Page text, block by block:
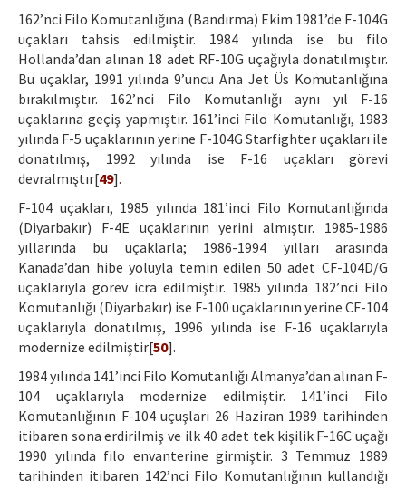
162’nci Filo Komutanlığına (Bandırma) Ekim 1981’de F-104G
uçakları tahsis edilmiştir. 1984 yılında ise bu filo
Hollanda’dan alınan 18 adet RF-10G uçağıyla donatılmıştır.
Bu uçaklar, 1991 yılında 9’uncu Ana Jet Üs Komutanlığına
bırakılmıştır. 162’nci Filo Komutanlığı aynı yıl F-16
uçaklarına geçiş yapmıştır. 161’inci Filo Komutanlığı, 1983
yılında F-5 uçaklarının yerine F-104G Starfighter uçakları ile
donatılmış, 1992 yılında ise F-16 uçakları görevi
devralmıştır[49].
F-104 uçakları, 1985 yılında 181’inci Filo Komutanlığında
(Diyarbakır) F-4E uçaklarının yerini almıştır. 1985-1986
yıllarında bu uçaklarla; 1986-1994 yılları arasında
Kanada’dan hibe yoluyla temin edilen 50 adet CF-104D/G
uçaklarıyla görev icra edilmiştir. 1985 yılında 182’nci Filo
Komutanlığı (Diyarbakır) ise F-100 uçaklarının yerine CF-104
uçaklarıyla donatılmış, 1996 yılında ise F-16 uçaklarıyla
modernize edilmiştir[50].
1984 yılında 141’inci Filo Komutanlığı Almanya’dan alınan F-
104 uçaklarıyla modernize edilmiştir. 141’inci Filo
Komutanlığının F-104 uçuşları 26 Haziran 1989 tarihinden
itibaren sona erdirilmiş ve ilk 40 adet tek kişilik F-16C uçağı
1990 yılında filo envanterine girmiştir. 3 Temmuz 1989
tarihinden itibaren 142’nci Filo Komutanlığının kullandığı